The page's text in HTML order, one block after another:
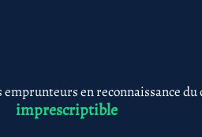
en reconnaissance
imprescriptible